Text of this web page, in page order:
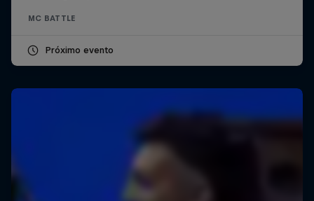
MC BATTLE
Próximo evento